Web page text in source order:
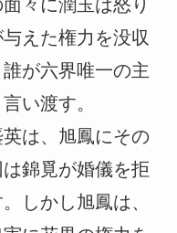
々に潤玉は怒り
えた権力を没収
が六界唯一の主
い渡す。
は、旭鳳にその
錦覓が婚儀を拒
しかし旭鳳は、